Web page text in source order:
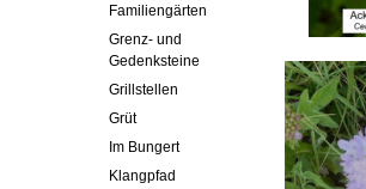
Familiengärten
Grenz- und
Gedenksteine
Grillstellen
Grüt
Im Bungert
Klangpfad